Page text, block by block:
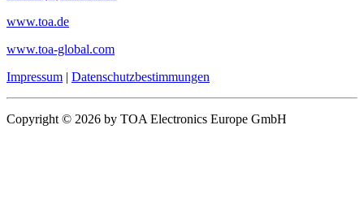
www.toa.de
www.toa-global.com
Impressum | Datenschutzbestimmungen
Copyright © 2026 by TOA Electronics Europe GmbH